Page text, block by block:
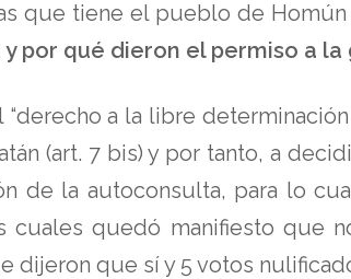
que tiene el pueblo de Homún
por qué dieron el permiso a
a la libre
(art. 7 bis) y por tanto, a
de la autoconsulta, para lo
quedó manifiesto que
dijeron que sí y 5 votos